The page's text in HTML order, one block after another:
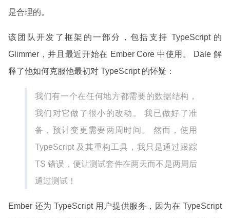
是合理的。
该团队开发了框架的一部分，包括支持 TypeScript 的
Glimmer，并且最近开始在 Ember Core 中使用。 Dale 解
释了他如何克服他最初对 TypeScript 的怀疑：
我们有一个在任何地方都需要的数据结构，
我们对它做了很小的改动。 我已做好了准
备，预计变更需要两周时间。 然而，使用
TypeScript 及其重构工具，我只是通过跟踪
TS 错误，便让测试套件在两天而不是两周后
通过测试！
Ember 还为 TypeScript 用户提供服务，因为在 TypeScript